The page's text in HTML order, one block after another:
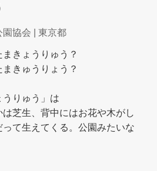
園協会 | 東京都
きょうりゅう？
きゅうりょう？
うりゅう」は
芝生、背中にはお花や木がし
て生えてくる。公園みたいな